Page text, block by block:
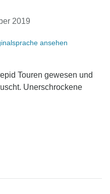
2019
ansehen
Touren gewesen und
Unerschrockene